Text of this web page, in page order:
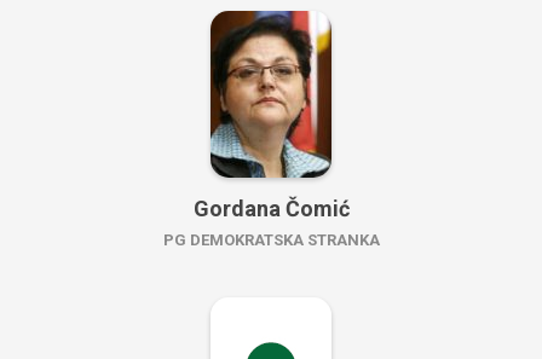
Gordana Čomić
PG DEMOKRATSKA STRANKA